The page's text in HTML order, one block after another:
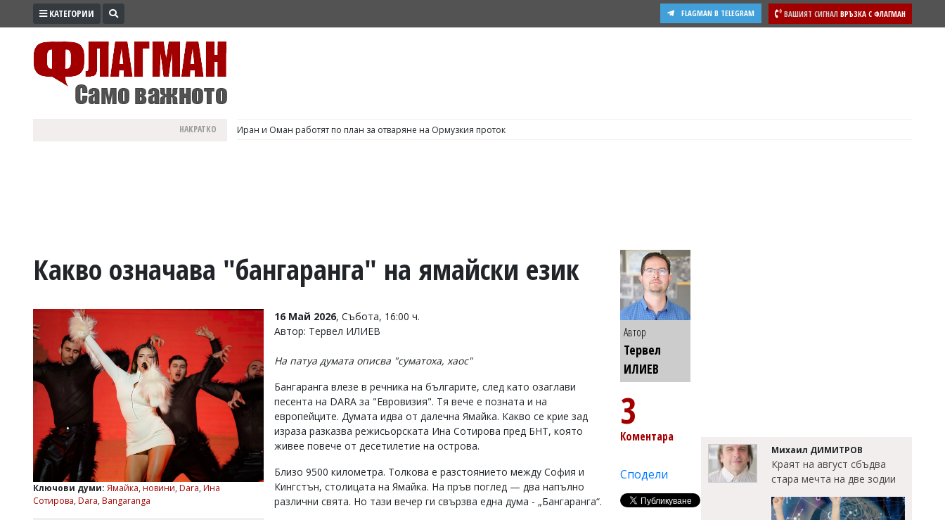
ПРОМО
ВОЙНАТА
СПОРТ
РАЗСЛЕДВАНЕ
БИЗНЕС
Управители:
Веселин
Василев,
v.vasilev@flagman.bg
КАТЕГОРИИ ВАШИЯТ СИГНАЛ ВРЪЗКА С ФЛАГМАН
FLAGMAN В TELEGRAM
НАКРАТКО Иран и Оман работят по план за отваряне на Ормузкия проток
Какво означава "бангаранга" на ямайски език
Ключови думи: Ямайка, новини, Dara, Ина
Сотирова, Dara, Bangaranga
16 Май 2026, Събота, 16:00 ч.
Автор: Тервел ИЛИЕВ
На патуа думата описва "суматоха, хаос"
Бангаранга влезе в речника на българите, след като озаглави
песента на DARA за "Евровизия". Тя вече е позната и на
европейците. Думата идва от далечна Ямайка. Какво се крие зад
израза разказва режисьорската Ина Сотирова пред БНТ, която
живее повече от десетилетие на острова.
Близо 9500 километра. Толкова е разстоянието между София и
Кингстън, столицата на Ямайка. На пръв поглед — два напълно
различни свята. Но тази вечер ги свързва една дума - „Бангаранга“.
Автор
Тервел
ИЛИЕВ
3
Коментара
Сподели
Михаил ДИМИТРОВ
Краят на август сбъдва
стара мечта на две зодии